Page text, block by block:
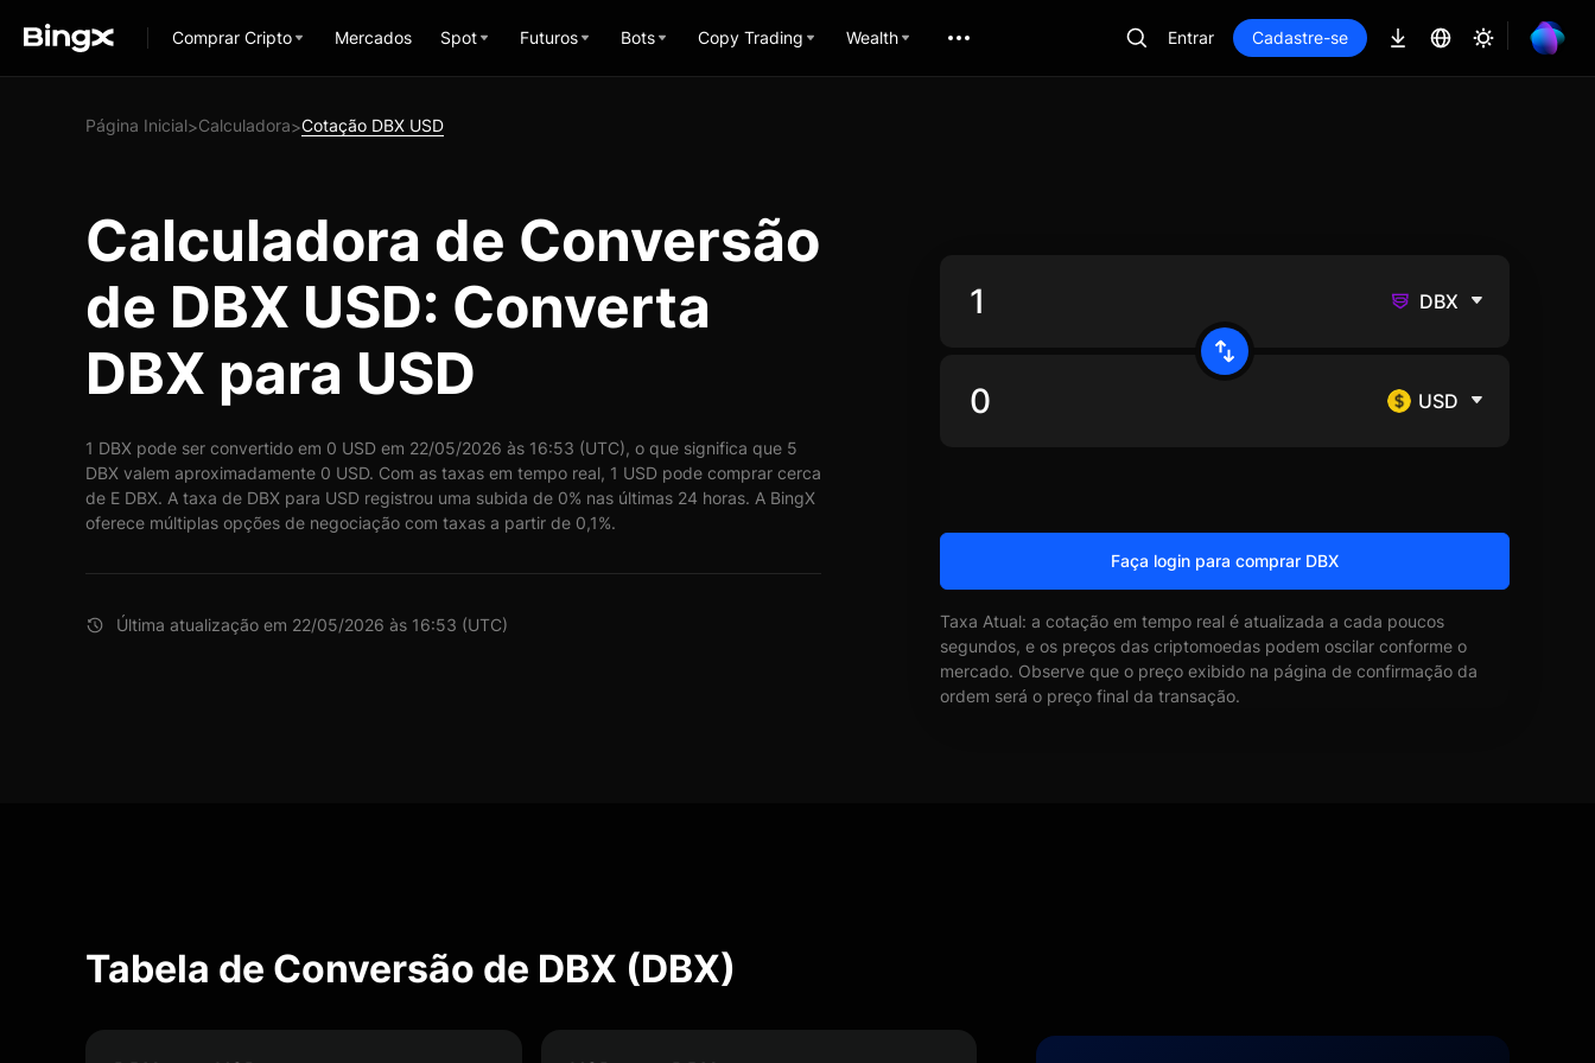
Comprar Cripto Mercados Spot Futuros Bots Copy Trading Wealth Entrar Cadastre-se
Página Inicial>Calculadora>Cotação DBX USD
Calculadora de Conversão
de DBX USD: Converta
DBX para USD
1 DBX pode ser convertido em 0 USD em 22/05/2026 às 16:53 (UTC), o que significa que 5
DBX valem aproximadamente 0 USD. Com as taxas em tempo real, 1 USD pode comprar cerca
de E DBX. A taxa de DBX para USD registrou uma subida de 0% nas últimas 24 horas. A BingX
oferece múltiplas opções de negociação com taxas a partir de 0,1%.
Última atualização em 22/05/2026 às 16:53 (UTC)
DBX
USD
Faça login para comprar DBX
Taxa Atual: a cotação em tempo real é atualizada a cada poucos
segundos, e os preços das criptomoedas podem oscilar conforme o
mercado. Observe que o preço exibido na página de confirmação da
ordem será o preço final da transação.
Tabela de Conversão de DBX (DBX)